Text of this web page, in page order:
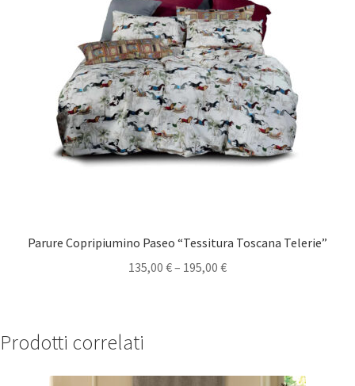
Parure Copripiumino Paseo “Tessitura Toscana Telerie”
135,00 €– 195,00 €
Prodotti correlati